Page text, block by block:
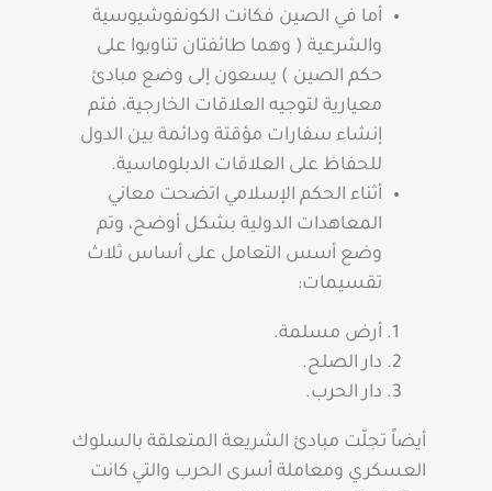
أما في الصين فكانت الكونفوشيوسية
والشرعية ( وهما طائفتان تناوبوا على
حكم الصين ) يسعون إلى وضع مبادئ
معيارية لتوجيه العلاقات الخارجية، فتم
إنشاء سفارات مؤقتة ودائمة بين الدول
للحفاظ على العلاقات الدبلوماسية.
أثناء الحكم الإسلامي اتضحت معاني
المعاهدات الدولية بشكل أوضح، وتم
وضع أسس التعامل على أساس ثلاث
تقسيمات:
أرض مسلمة.
دار الصلح.
دار الحرب.
أيضاً تجلّت مبادئ الشريعة المتعلقة بالسلوك
العسكري ومعاملة أسرى الحرب والتي كانت